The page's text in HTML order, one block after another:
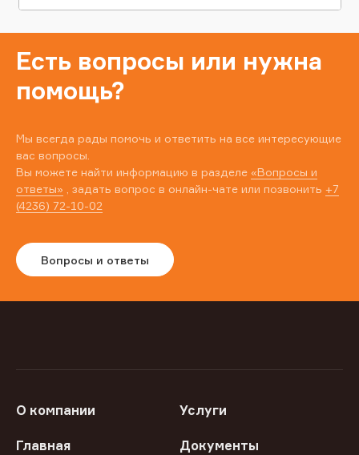
Есть вопросы или нужна
помощь?
Мы всегда рады помочь и ответить на все интересующие
вас вопросы.
Вы можете найти информацию в разделе «Вопросы и
ответы» , задать вопрос в онлайн-чате или позвонить +7
(4236) 72-10-02
Вопросы и ответы
О компании Услуги
Главная Документы